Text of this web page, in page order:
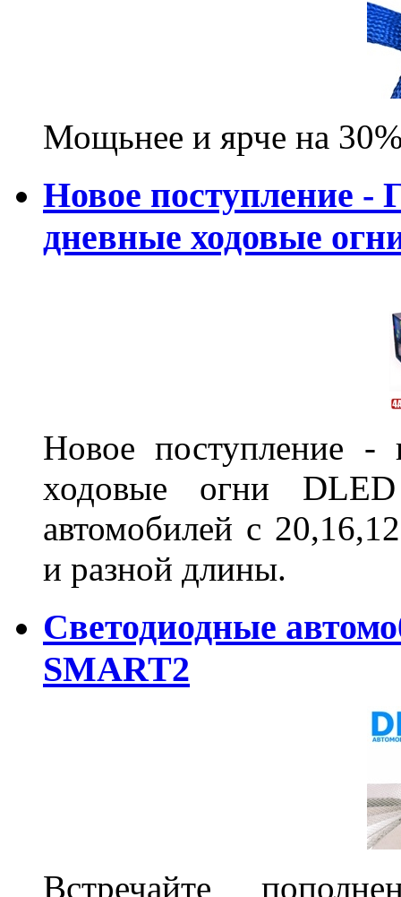
Мощьнее и ярче на
Новое поступление -
дневные ходовые
Новое поступление -
ходовые огни
автомобилей с
и разной длины.
Светодиодные
SMART2
Встречайте